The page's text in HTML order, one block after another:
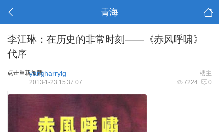
青海
李江琳：在历史的非常时刻――《赤风呼啸》
代序
点击重新加载 楼主
yangharrylg
7224 0
2013-1-23 15:37:07